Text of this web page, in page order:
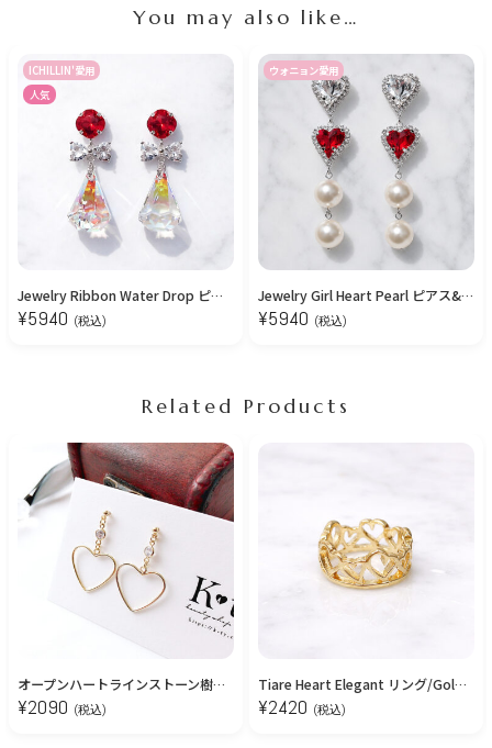
You may also like…
ICHILLIN'愛用
人気
Jewelry Ribbon Water Drop ピアス&イヤリング
¥5940 (税込)
ウォニョン愛用
Jewelry Girl Heart Pearl ピアス&イヤリング
¥5940 (税込)
Related Products
オープンハートラインストーン樹脂ピアス/イヤリング【金属アレルギー対応】
¥2090 (税込)
Tiare Heart Elegant リング/Gold【12号】
¥2420 (税込)